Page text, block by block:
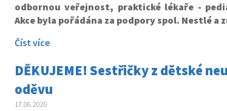
odbornou veřejnost, praktické lékaře -
Akce byla pořádána za podpory spol. Nestlé
Číst více
DĚKUJEME! Sestřičky z dětské
oděvu
17.06.2020